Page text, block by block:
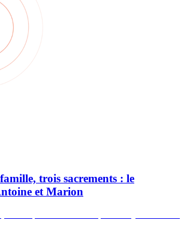
trois sacrements : le
et Marion